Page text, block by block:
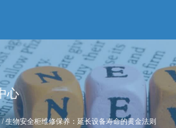
心
/ 生物安全柜维修保养：延长设备寿命的黄金法则